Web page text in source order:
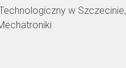
w Szczecinie,